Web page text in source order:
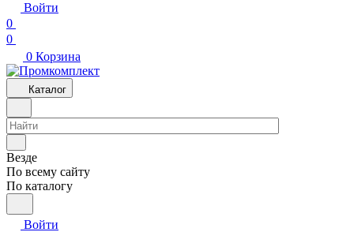
Войти
0
0
0 Корзина
Каталог
Везде
По всему сайту
По каталогу
Войти